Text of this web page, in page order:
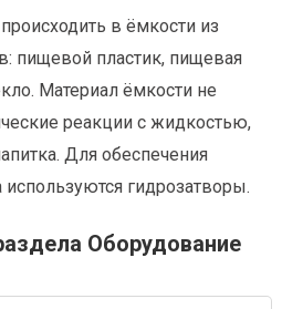
в ёмкости из
пищевой пластик, пищевая
Материал ёмкости не
реакции с жидкостью,
Для обеспечения
используются гидрозатворы.
Оборудование